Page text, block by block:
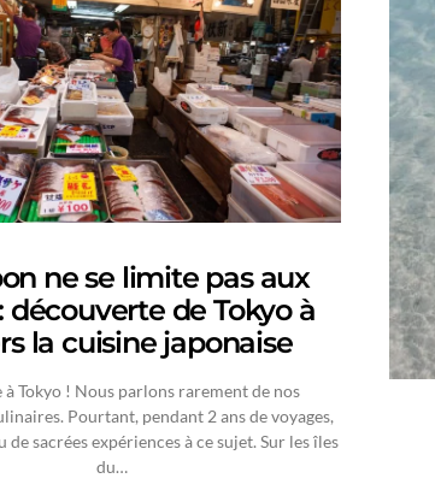
ne se limite pas aux
découverte de Tokyo à
la cuisine japonaise
à Tokyo ! Nous parlons rarement de nos
Pourtant, pendant 2 ans de voyages,
de sacrées expériences à ce sujet. Sur les îles
du…